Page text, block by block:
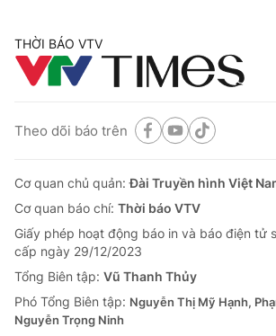
THỜI BÁO VTV
Theo dõi báo trên
Cơ quan chủ quản:Đài Truyền hình Việt
Cơ quan báo chí: Thời báo VTV
Giấy phép hoạt động báo in và báo điện tử
cấp ngày 29/12/2023
Tổng Biên tập: Vũ Thanh Thủy
Phó Tổng Biên tập: Nguyễn Thị Mỹ Hạnh,
Nguyễn Trọng Ninh